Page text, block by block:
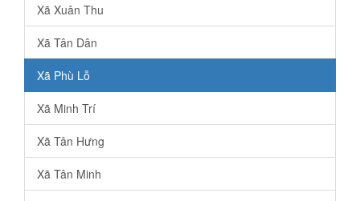
Xã Xuân Thu
Xã Tân Dân
Xã Phù Lỗ
Xã Minh Trí
Xã Tân Hưng
Xã Tân Minh